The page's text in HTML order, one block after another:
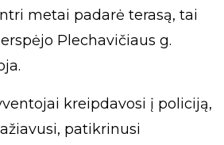
metai padarė terasą, tai
Plechavičiaus g.
kreipdavosi į policiją,
patikrinusi